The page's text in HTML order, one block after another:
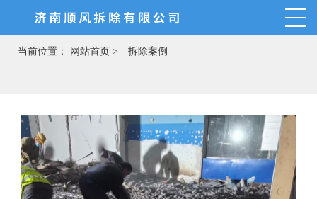
当前位置： 网站首页 > 拆除案例